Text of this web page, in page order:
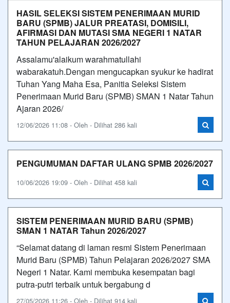
HASIL SELEKSI SISTEM PENERIMAAN MURID
BARU (SPMB) JALUR PREATASI, DOMISILI,
AFIRMASI DAN MUTASI SMA NEGERI 1 NATAR
TAHUN PELAJARAN 2026/2027
Assalamu'alaikum warahmatullahi
wabarakatuh.Dengan mengucapkan syukur ke hadirat
Tuhan Yang Maha Esa, Panitia Seleksi Sistem
Penerimaan Murid Baru (SPMB) SMAN 1 Natar Tahun
Ajaran 2026/
12/06/2026 11:08 - Oleh - Dilihat 286 kali
PENGUMUMAN DAFTAR ULANG SPMB 2026/2027
10/06/2026 19:09 - Oleh - Dilihat 458 kali
SISTEM PENERIMAAN MURID BARU (SPMB)
SMAN 1 NATAR Tahun 2026/2027
“Selamat datang di laman resmi Sistem Penerimaan
Murid Baru (SPMB) Tahun Pelajaran 2026/2027 SMA
Negeri 1 Natar. Kami membuka kesempatan bagi
putra-putri terbaik untuk bergabung d
27/05/2026 11:26 - Oleh - Dilihat 914 kali